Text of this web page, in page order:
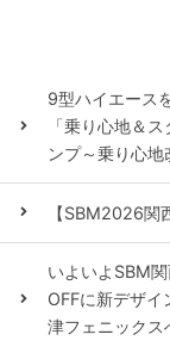
9型ハイエース
「乗り心地＆
ンプ～乗り心地
【SBM2026関
いよいよSBM
OFFに新デザ
津フェニックス